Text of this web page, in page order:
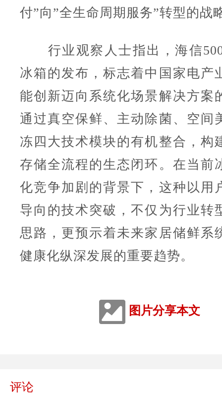
付”向”全生命周期服务”转型的战
行业观察人士指出，海信
冰箱的发布，标志着中国家电产
能创新迈向系统化场景解决方案
通过真空保鲜、主动除菌、空间
冻四大技术模块的有机整合，构
存储全流程的生态闭环。在当前
化竞争加剧的背景下，这种以用
导向的技术突破，不仅为行业转
思路，更预示着未来家居储鲜系
健康化纵深发展的重要趋势。
图片分享本文
评论